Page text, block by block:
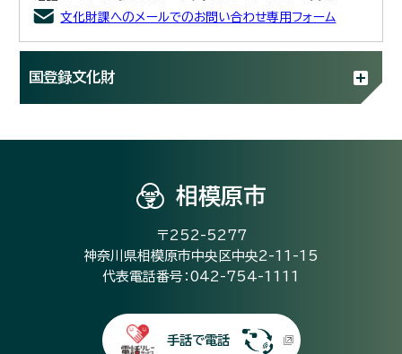
文化財課へのメールでのお問い合わせ専用フォーム
国登録文化財
相模原市
〒252-5277
神奈川県相模原市中央区中央2-11-15
代表電話番号：042-754-1111
手話で電話